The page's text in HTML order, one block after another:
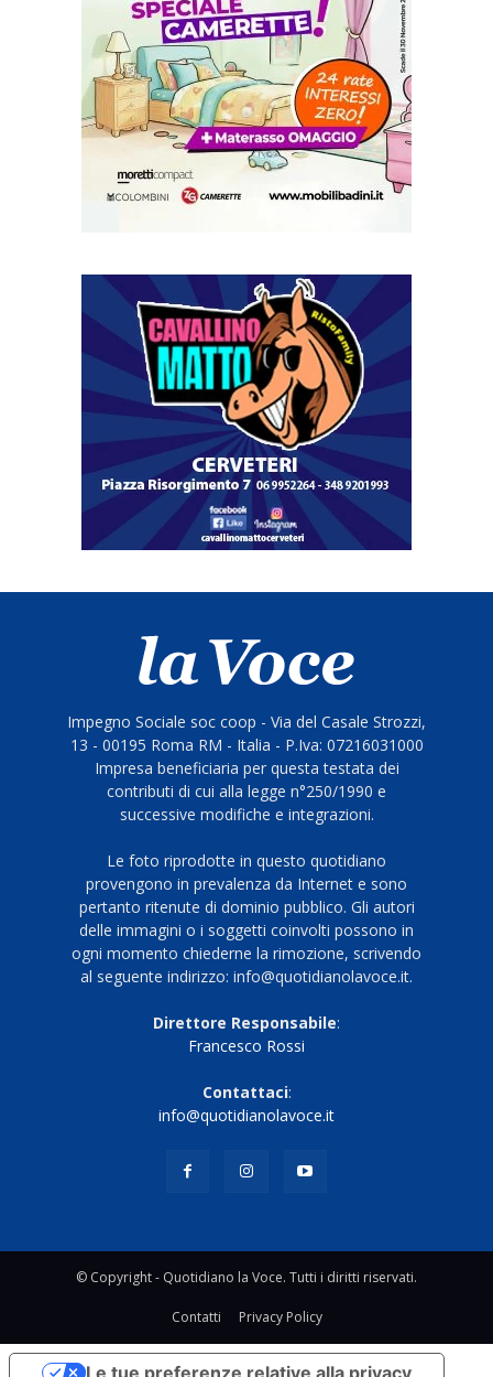
Impegno Sociale soc coop - Via del Casale Strozzi,
13 - 00195 Roma RM - Italia - P.Iva: 07216031000
Impresa beneficiaria per questa testata dei
contributi di cui alla legge n°250/1990 e
successive modifiche e integrazioni.
Le foto riprodotte in questo quotidiano
provengono in prevalenza da Internet e sono
pertanto ritenute di dominio pubblico. Gli autori
delle immagini o i soggetti coinvolti possono in
ogni momento chiederne la rimozione, scrivendo
al seguente indirizzo: info@quotidianolavoce.it.
Direttore Responsabile:
Francesco Rossi
Contattaci:
info@quotidianolavoce.it
© Copyright - Quotidiano la Voce. Tutti i diritti riservati.
Contatti Privacy Policy